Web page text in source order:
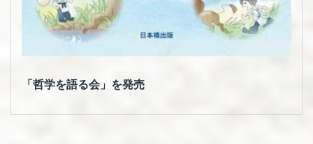
「哲学を語る会」を発売